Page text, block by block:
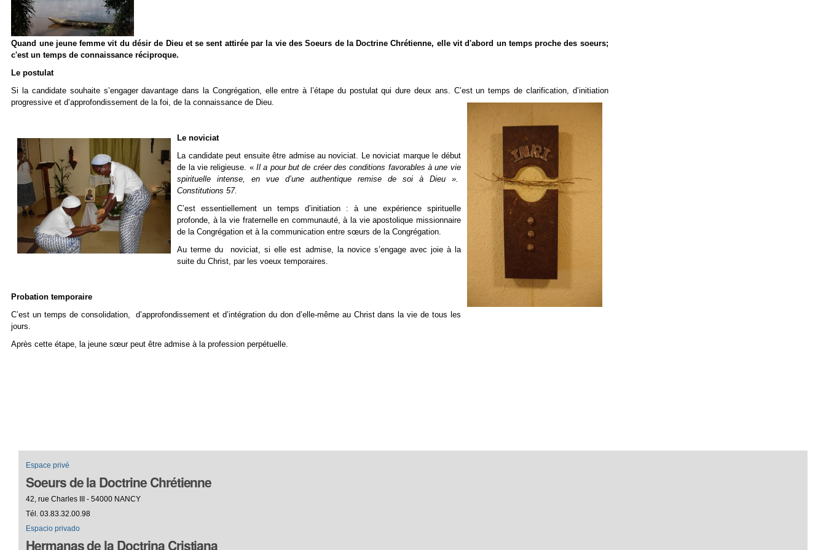
Quand une jeune femme vit du désir de Dieu et se sent attirée par la vie des Soeurs de la Doctrine Chrétienne, elle vit d'abord un temps proche des soeurs;
c'est un temps de connaissance réciproque.
Le postulat
Si la candidate souhaite s’engager davantage dans la Congrégation, elle entre à l’étape du postulat qui dure deux ans. C’est un temps de clarification,
d’initiation
progressive et d’approfondissement de la foi, de la connaissance de Dieu.
Le noviciat
La candidate peut ensuite être admise au noviciat. Le noviciat marque le début
de la vie religieuse. « Il a pour but de créer des conditions favorables à une vie
spirituelle intense, en vue d’une authentique remise de soi à Dieu ».
Constitutions 57.
C’est essentiellement un temps d’initiation : à une expérience spirituelle
profonde, à la vie fraternelle en communauté, à la vie apostolique missionnaire
de la Congrégation et à la communication entre sœurs de la Congrégation.
Au terme du noviciat, si elle est admise, la novice s’engage avec joie à la
suite du Christ, par les voeux temporaires.
Probation temporaire
C’est un temps de consolidation, d’approfondissement et d’intégration du don d’elle-même au Christ dans la vie de tous les
jours.
Après cette étape, la jeune sœur peut être admise à la profession perpétuelle.
Espace privé
Soeurs de la Doctrine Chrétienne
42, rue Charles III - 54000 NANCY
Tél. 03.83.32.00.98
Espacio privado
Hermanas de la Doctrina Cristiana